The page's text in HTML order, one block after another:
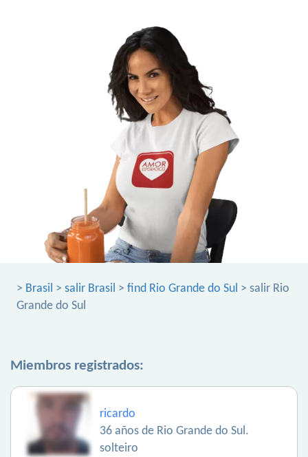
> Brasil > salir Brasil > find Rio Grande do Sul > salir Rio
Grande do Sul
Miembros registrados:
ricardo
36 años de Rio Grande do Sul.
solteiro